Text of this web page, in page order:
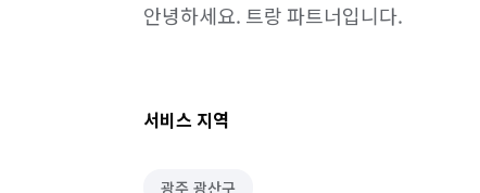
안녕하세요. 트랑 파트너입니다.
서비스 지역
광주 광산구